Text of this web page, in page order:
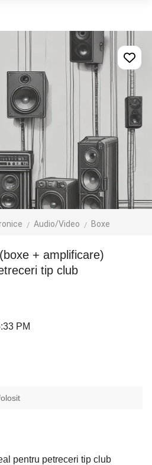
Audio/Video Boxe
tip club
PM
pentru petreceri tip club